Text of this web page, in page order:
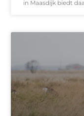
in Maasdijk biedt